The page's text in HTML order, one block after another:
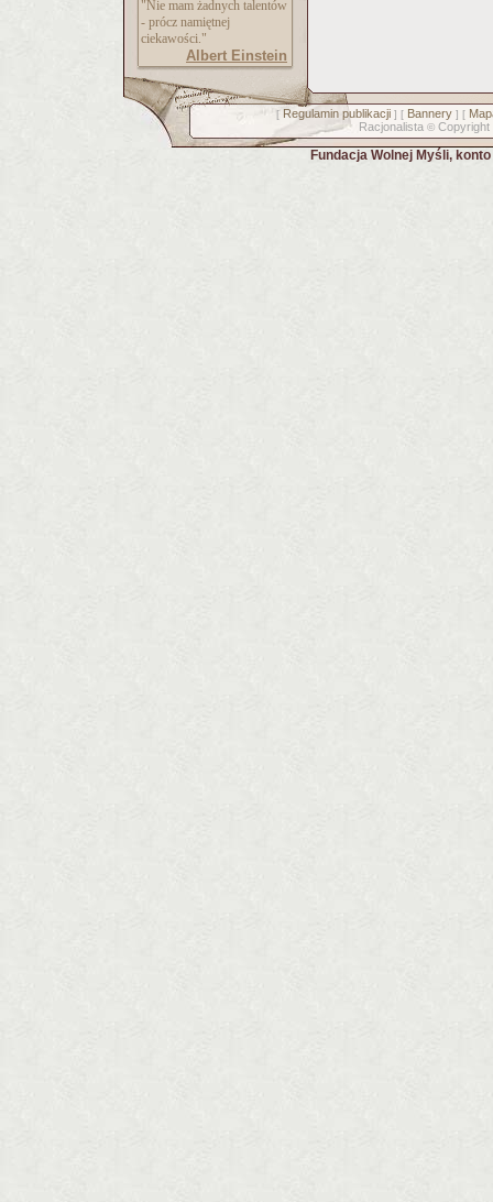
"Nie mam żadnych talentów
- prócz namiętnej
ciekawości."
Albert Einstein
[ Regulamin publikacji] [ Bannery] [
Racjonalista © Copyright
Fundacja Wolnej Myśli,